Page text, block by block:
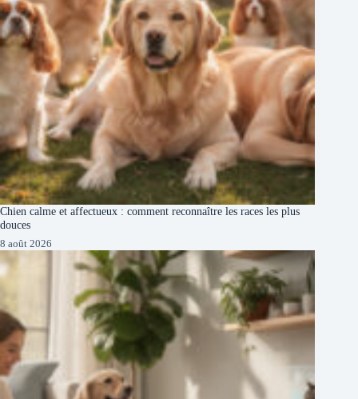
Chien calme et affectueux : comment reconnaître les races les plus
douces
8 août 2026